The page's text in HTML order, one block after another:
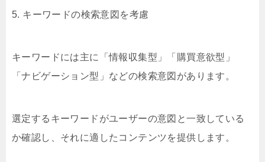
5. キーワードの検索意図を考慮
キーワードには主に「情報収集型」「購買意欲型」
「ナビゲーション型」などの検索意図があります。
選定するキーワードがユーザーの意図と一致している
か確認し、それに適したコンテンツを提供します。